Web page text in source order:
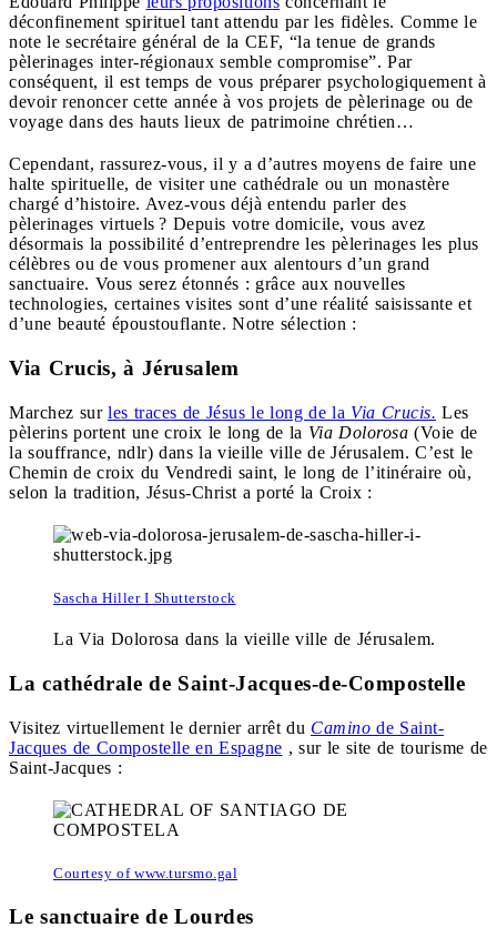
déconfinement spirituel tant attendu par les fidèles. Comme le
note le secrétaire général de la CEF, “la tenue de grands
pèlerinages inter-régionaux semble compromise”. Par
conséquent, il est temps de vous préparer psychologiquement à
devoir renoncer cette année à vos projets de pèlerinage ou de
voyage dans des hauts lieux de patrimoine chrétien…
Cependant, rassurez-vous, il y a d’autres moyens de faire une
halte spirituelle, de visiter une cathédrale ou un monastère
chargé d’histoire. Avez-vous déjà entendu parler des
pèlerinages virtuels ? Depuis votre domicile, vous avez
désormais la possibilité d’entreprendre les pèlerinages les plus
célèbres ou de vous promener aux alentours d’un grand
sanctuaire. Vous serez étonnés : grâce aux nouvelles
technologies, certaines visites sont d’une réalité saisissante et
d’une beauté époustouflante. Notre sélection :
Via Crucis, à Jérusalem
Marchez sur les traces de Jésus le long de la Via Crucis. Les
pèlerins portent une croix le long de la Via Dolorosa (Voie de
la souffrance, ndlr) dans la vieille ville de Jérusalem. C’est le
Chemin de croix du Vendredi saint, le long de l’itinéraire où,
selon la tradition, Jésus-Christ a porté la Croix :
Sascha Hiller I Shutterstock
La Via Dolorosa dans la vieille ville de Jérusalem.
La cathédrale de Saint-Jacques-de-Compostelle
Visitez virtuellement le dernier arrêt du Camino de Saint-
Jacques de Compostelle en Espagne , sur le site de tourisme de
Saint-Jacques :
Courtesy of www.tursmo.gal
Le sanctuaire de Lourdes